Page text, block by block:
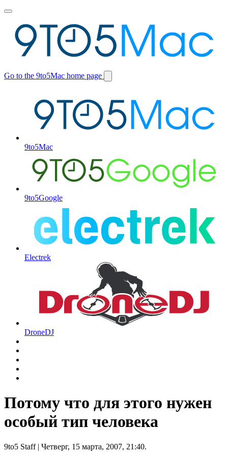
Toggle
menu
Go to the 9to5Mac home page
Switch
9to5Mac
9to5Google
Electrek
DroneDJ
Потому что для этого нужен
особый тип человека
9to5 Staff| Четверг, 15 марта, 2007, 21:40.